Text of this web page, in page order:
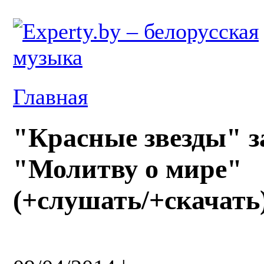
Главная
"Красные звезды"
"Молитву о мире"
(+слушать/